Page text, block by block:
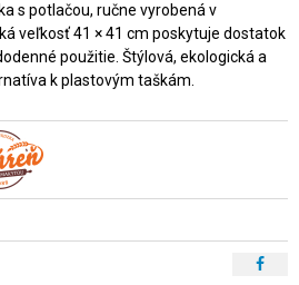
s potlačou, ručne vyrobená v
veľkosť 41 × 41 cm poskytuje dostatok
použitie. Štýlová, ekologická a
k plastovým taškám.